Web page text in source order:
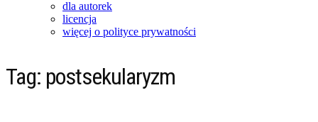
dla autorek
licencja
więcej o polityce prywatności
Tag: postsekularyzm